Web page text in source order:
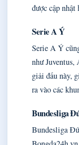
được cập nhật
Serie A Ý
Serie A Ý
như
giải đấu này,
ra vào các
Bundesliga
Bundesliga